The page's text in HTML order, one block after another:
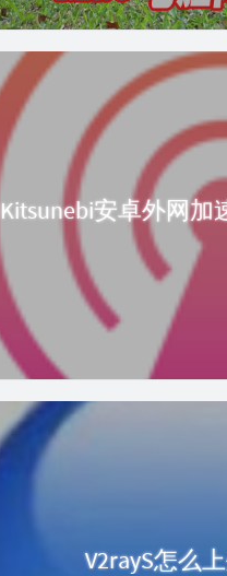
Kitsunebi安卓外网加
V2rayS怎么